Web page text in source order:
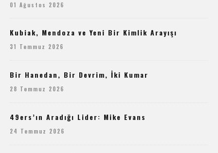
01 Ağustos 2026
Kubiak, Mendoza ve Yeni Bir Kimlik Arayışı
31 Temmuz 2026
Bir Hanedan, Bir Devrim, İki Kumar
28 Temmuz 2026
49ers’ın Aradığı Lider: Mike Evans
24 Temmuz 2026